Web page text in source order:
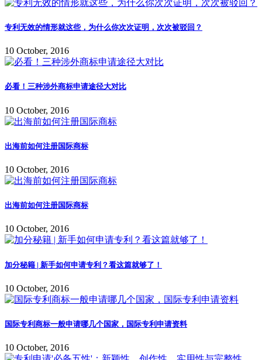
专利无效的情形就这些，为什么你次次证明，次次被驳回？
10 October, 2016
必看！三种涉外商标申请途径大对比
10 October, 2016
出海前如何注册国际商标
10 October, 2016
出海前如何注册国际商标
10 October, 2016
加分秘籍 | 新手如何申请专利？看这篇就够了！
10 October, 2016
国际专利商标一般申请哪几个国家，国际专利申请资料
10 October, 2016